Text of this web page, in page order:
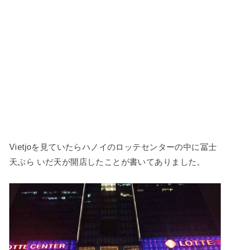
Vietjoを見ていたらハノイのロッテセンターの中に冨士
天ぷら いだ天が開店したことが書いてありました。